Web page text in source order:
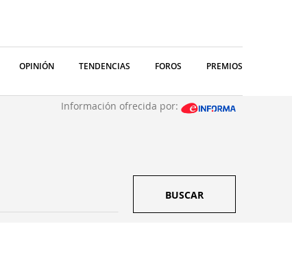
OPINIÓN TENDENCIAS FOROS PREMIOS
Información ofrecida por:
BUSCAR